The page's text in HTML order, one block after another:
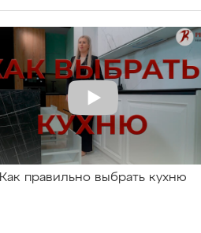
Как правильно выбрать кухню